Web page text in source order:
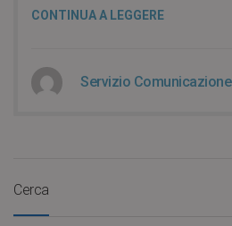
CONTINUA A LEGGERE
Servizio Comunicazione
Cerca